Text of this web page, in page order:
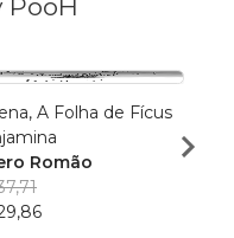
PooH
A Folha de Fícus
Romão